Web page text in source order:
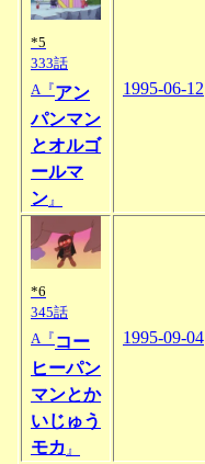
*5
333話
A『アン
パンマン
とオルゴ
ールマ
ン 』
1995-06-12
*6
345話
A『 コー
ヒーパン
マンとか
いじゅう
モカ 』
1995-09-04